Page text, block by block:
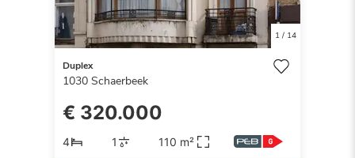
1/ 14
Duplex
1030 Schaerbeek
€ 320.000
4 1 110 m²